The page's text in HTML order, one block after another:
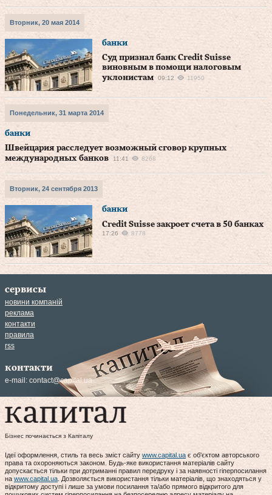
Вторник, 20 мая 2014
банки
Суд признал банк Credit Suisse
виновным в помощи налоговым
уклонистам
09:12 11950
Понедельник, 31 марта 2014
банки
Швейцария расследует возможный сговор крупных
международных банков
11:41 8268
Вторник, 24 сентября 2013
банки
Credit Suisse закроет счета в 50 банках
17:26 8778
сервисы
новини компаній
реклама
контакти
правила
rss
контакти
e-mail: contact@capital.ua
Бізнес починається з Капіталу
Ідеї оформлення, стиль та весь зміст сайту www.capital.ua є об'єктом авторського
права та охороняються законом. Будь-яке використання матеріалів сайту
допускається тільки при дотриманні правил передруку і за наявності гіперпосилання
на www.capital.ua . Дозволяється використання тільки матеріалів, що знаходяться у
відкритому доступі і лише за умови посилання та/або прямого відкритого для